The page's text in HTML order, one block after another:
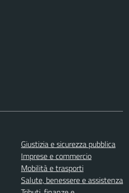
Giustizia e sicurezza pubblica
Imprese e commercio
Mobilità e trasporti
Salute, benessere e assistenza